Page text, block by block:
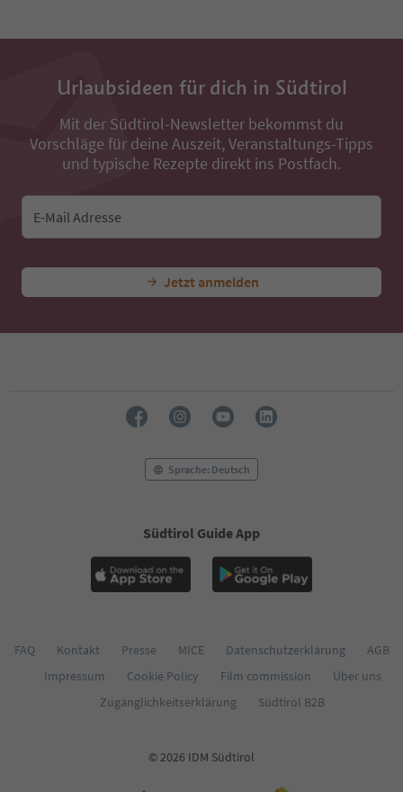
Urlaubsideen für dich in Südtirol
Mit der Südtirol-Newsletter bekommst du
Vorschläge für deine Auszeit, Veranstaltungs-Tipps
und typische Rezepte direkt ins Postfach.
E-Mail Adresse
Jetzt anmelden
Sprache: Deutsch
Südtirol Guide App
FAQ Kontakt Presse MICE Datenschutzerklärung
AGB
Impressum
Cookie Policy Film commission
Über uns
Zugänglichkeitserklärung
Südtirol B2B
© 2026 IDM Südtirol